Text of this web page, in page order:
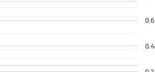
0.4
0.6